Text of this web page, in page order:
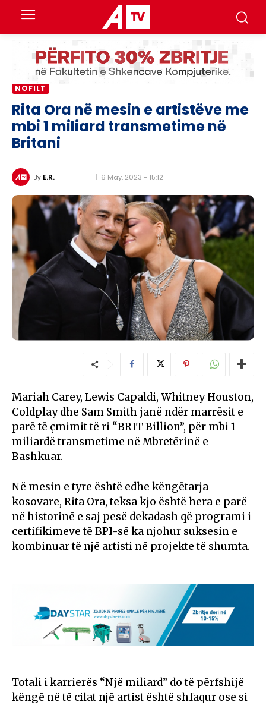
NOFILT
Rita Ora në mesin e artistëve me
mbi 1 miliard transmetime në
Britani
By E.R. 6 May, 2023 - 15:12
Mariah Carey, Lewis Capaldi, Whitney Houston,
Coldplay dhe Sam Smith janë ndër marrësit e
parë të çmimit të ri “BRIT Billion”, për mbi 1
miliardë transmetime në Mbretërinë e
Bashkuar.
Në mesin e tyre është edhe këngëtarja
kosovare, Rita Ora, teksa kjo është hera e parë
në historinë e saj pesë dekadash që programi i
certifikimeve të BPI-së ka njohur suksesin e
kombinuar të një artisti në projekte të shumta.
Totali i karrierës “Një miliard” do të përfshijë
këngë në të cilat një artist është shfaqur ose si